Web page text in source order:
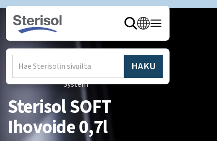
System
Sterisol SOFT
Ihovoide 0,7l